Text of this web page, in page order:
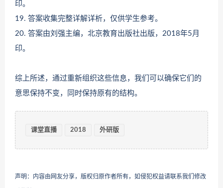
印。
19. 答案收集完整详解详析，仅供学生参考。
20. 答案由刘强主编，北京教育出版社出版，2018年5月
印。
综上所述，通过重新组织这些信息，我们可以确保它们的
意思保持不变，同时保持原有的结构。
课堂直播 2018 外研版
声明：内容由网友分享，版权归原作者所有，如侵犯权益请联系我们修改